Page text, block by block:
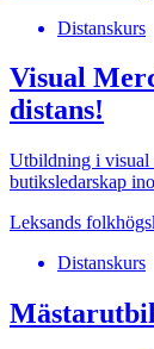
Distanskurs
Visual
distans!
Utbildning i visual
butiksledarskap
Leksands
Distanskurs